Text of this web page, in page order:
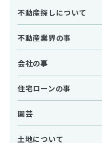
不動産探しについて
不動産業界の事
会社の事
住宅ローンの事
園芸
土地について